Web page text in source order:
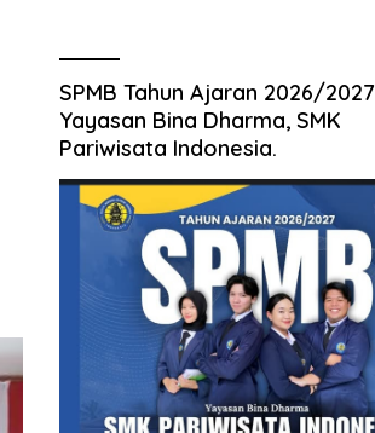
SPMB Tahun Ajaran 2026/2027
Yayasan Bina Dharma, SMK
Pariwisata Indonesia.